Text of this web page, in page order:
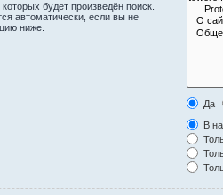
будет произведён поиск.
автоматически, если вы не
ниже.
Да
В